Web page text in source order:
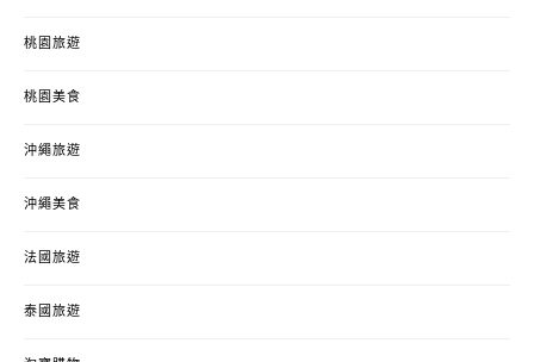
桃園旅遊
桃園美食
沖繩旅遊
沖繩美食
法國旅遊
泰國旅遊